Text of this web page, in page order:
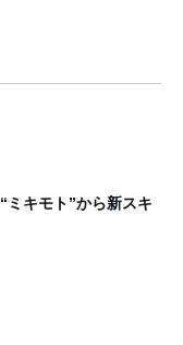
キモト”から新スキ